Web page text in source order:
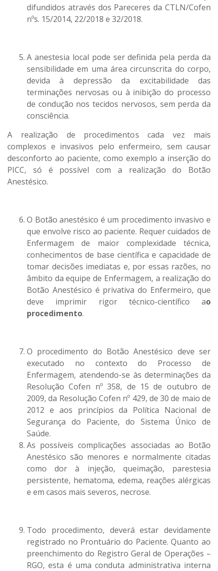
difundidos através dos Pareceres da CTLN/Cofen
nºs. 15/2014, 22/2018 e 32/2018.
A anestesia local pode ser definida pela perda da
sensibilidade em uma área circunscrita do corpo,
devida à depressão da excitabilidade das
terminações nervosas ou à inibição do processo
de condução nos tecidos nervosos, sem perda da
consciência.
A realização de procedimentos cada vez mais
complexos e invasivos pelo enfermeiro, sem causar
desconforto ao paciente, como exemplo a inserção do
PICC, só é possível com a realização do Botão
Anestésico.
O Botão anestésico é um procedimento invasivo e
que envolve risco ao paciente. Requer cuidados de
Enfermagem de maior complexidade técnica,
conhecimentos de base científica e capacidade de
tomar decisões imediatas e, por essas razões, no
âmbito da equipe de Enfermagem, a realização do
Botão Anestésico é privativa do Enfermeiro, que
deve imprimir rigor técnico-científico ao
procedimento.
O procedimento do Botão Anestésico deve ser
executado no contexto do Processo de
Enfermagem, atendendo-se às determinações da
Resolução Cofen nº 358, de 15 de outubro de
2009, da Resolução Cofen nº 429, de 30 de maio de
2012 e aos princípios da Política Nacional de
Segurança do Paciente, do Sistema Único de
Saúde.
As possíveis complicações associadas ao Botão
Anestésico são menores e normalmente citadas
como dor à injeção, queimação, parestesia
persistente, hematoma, edema, reações alérgicas
e em casos mais severos, necrose.
Todo procedimento, deverá estar devidamente
registrado no Prontuário do Paciente. Quanto ao
preenchimento do Registro Geral de Operações –
RGO, esta é uma conduta administrativa interna